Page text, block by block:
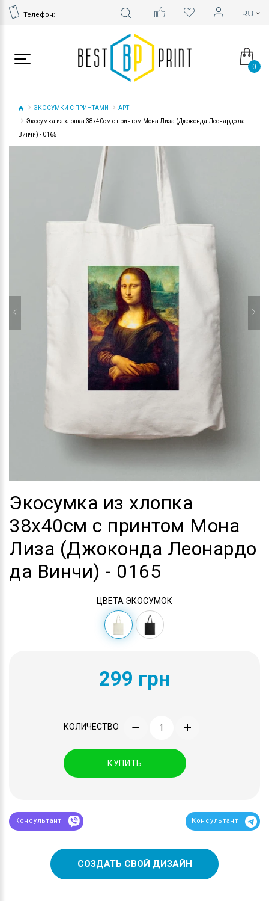
Телефон:
0
ЭКОСУМКИ С ПРИНТАМИ
АРТ
Экосумка из хлопка 38х40см с принтом Мона Лиза (Джоконда Леонардо да
Винчи) - 0165
Экосумка из хлопка
38х40см с принтом Мона
Лиза (Джоконда Леонардо
да Винчи) - 0165
ЦВЕТА ЭКОСУМОК
299 грн
КОЛИЧЕСТВО
КУПИТЬ
Консультант Консультант
СОЗДАТЬ СВОЙ ДИЗАЙН